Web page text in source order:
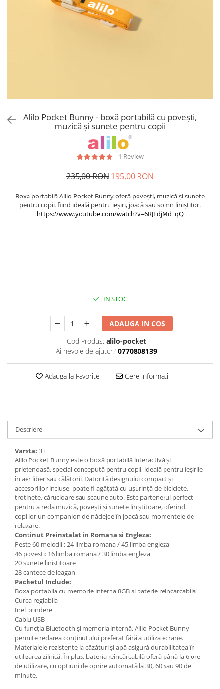
Alilo Pocket Bunny - boxă portabilă cu povești,
muzică și sunete pentru copii
1 Review
235,00 RON 195,00 RON
Boxa portabilă Alilo Pocket Bunny oferă povești, muzică și sunete
pentru copii, fiind ideală pentru ieșiri, joacă sau somn liniștitor.
https://www.youtube.com/watch?v=6RJLdjMd_qQ
IN STOC
ADAUGA IN COS
Cod Produs: alilo-pocket
Ai nevoie de ajutor? 0770808139
Adauga la Favorite Cere informatii
Descriere
Varsta: 3+
Alilo Pocket Bunny este o boxă portabilă interactivă și
prietenoasă, special concepută pentru copii, ideală pentru ieșirile
în aer liber sau călătorii. Datorită designului compact și
accesoriilor incluse, poate fi agățată cu ușurință de biciclete,
trotinete, cărucioare sau scaune auto. Este partenerul perfect
pentru a reda muzică, povești și sunete liniștitoare, oferind
copiilor un companion de nădejde în joacă sau momentele de
relaxare.
Continut Preinstalat in Romana si Engleza:
Peste 60 melodii : 24 limba romana / 45 limba engleza
46 povesti: 16 limba romana / 30 limba engleza
20 sunete linistitoare
28 cantece de leagan
Pachetul Include:
Boxa portabila cu memorie interna 8GB si baterie reincarcabila
Curea reglabila
Inel prindere
Cablu USB
Cu funcția Bluetooth și memoria internă, Alilo Pocket Bunny
permite redarea conținutului preferat fără a utiliza ecrane.
Materialele rezistente la căzături și apă asigură durabilitatea în
utilizarea zilnică. În plus, bateria reîncărcabilă oferă până la 6 ore
de utilizare, cu opțiuni de oprire automată la 30, 60 sau 90 de
minute.